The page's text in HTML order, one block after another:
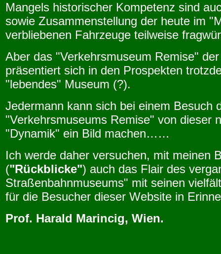
Mangels historischer Kompetenz sind
sowie Zusammenstellung der heute im
verbliebenen Fahrzeuge teilweise
Aber das "Verkehrsmuseum Remise"
präsentiert sich in den Prospekten
"lebendes" Museum (?).
Jedermann kann sich bei einem Besuch
"Verkehrsmuseums Remise" von dieser
"Dynamik" ein Bild machen……
Ich werde daher versuchen, mit meinen
("Rückblicke") auch das Flair des
Straßenbahnmuseums" mit seinen
für die Besucher dieser Website in
Prof. Harald Marincig, Wien.